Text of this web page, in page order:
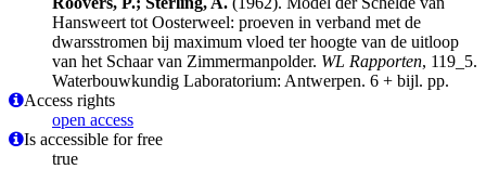
Hansweert tot Oosterweel: proeven in verband met de
dwarsstromen bij maximum vloed ter hoogte van de uitloop
van het Schaar van Zimmermanpolder. WL Rapporten, 119_5.
Waterbouwkundig Laboratorium: Antwerpen. 6 + bijl. pp.
Access rights
open access
Is accessible for free
true